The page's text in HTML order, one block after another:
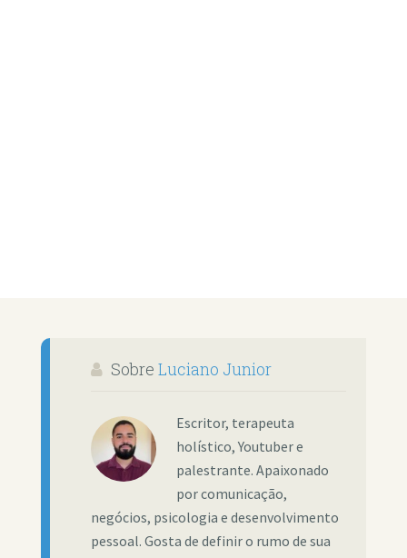
Sobre Luciano Junior
Escritor, terapeuta
holístico, Youtuber e
palestrante. Apaixonado
por comunicação,
negócios, psicologia e desenvolvimento
pessoal. Gosta de definir o rumo de sua